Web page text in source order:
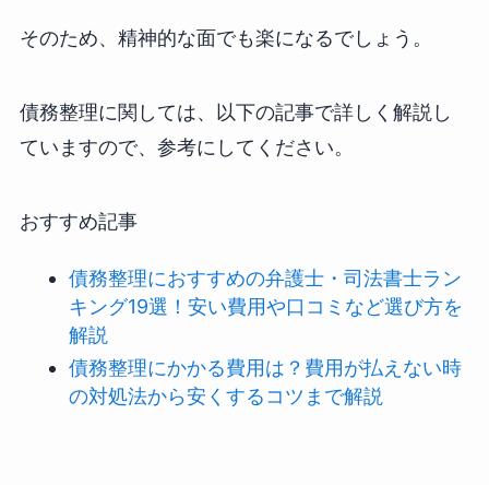
そのため、精神的な面でも楽になるでしょう。
債務整理に関しては、以下の記事で詳しく解説し
ていますので、参考にしてください。
おすすめ記事
債務整理におすすめの弁護士・司法書士ラン
キング19選！安い費用や口コミなど選び方を
解説
債務整理にかかる費用は？費用が払えない時
の対処法から安くするコツまで解説